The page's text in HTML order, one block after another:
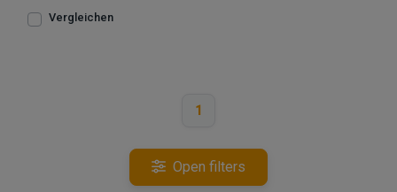
Vergleichen
1
Open filters